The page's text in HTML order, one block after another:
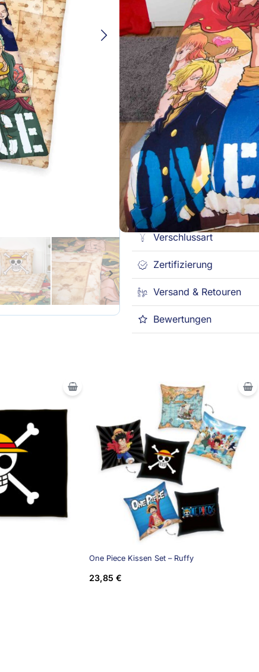
Inhalt & Größe: 1
Nicht vorrätig
Kostenlose Lieferung ab 49€
Versandfertig in 24 Stunden
30 Tage Rückgaberecht
Produktbeschreibung
Marke
Material
Qualität
Verschlussart
Zertifizierung
Versand & Retouren
Bewertungen
One Piece Kissen Set – Ruffy
23,85 €